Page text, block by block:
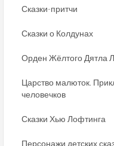
Сказки-притчи
Сказки о Колдунах
Орден Жёлтого Дятла
Царство малюток.
человечков
Сказки Хью Лофтинга
Персонажи детских